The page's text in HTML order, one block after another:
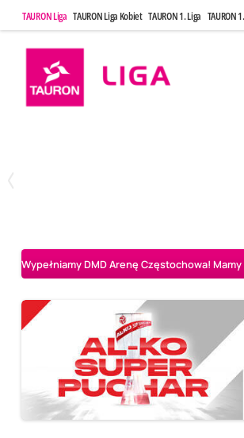
TAURON Liga TAURON Liga Kobiet TAURON 1. Liga TAURON
Wypełniamy DMD Arenę Częstochowa!